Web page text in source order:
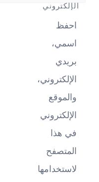
الإلكتروني
احفظ
اسمي،
بريدي
الإلكتروني،
والموقع
الإلكتروني
في هذا
المتصفح
لاستخدامها